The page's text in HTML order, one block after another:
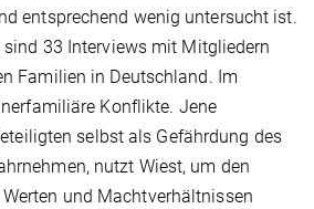
entsprechend wenig untersucht ist.
sind 33 Interviews mit Mitgliedern
Familien in Deutschland. Im
Konflikte. Jene
selbst als Gefährdung des
nutzt Wiest, um den
und Machtverhältnissen